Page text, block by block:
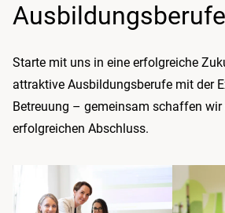
Ausbildungsberufe
Starte mit uns in eine erfolgreiche
attraktive Ausbildungs­berufe mit der
Betreuung – gemeinsam schaffen wir
erfolgreichen Abschluss.